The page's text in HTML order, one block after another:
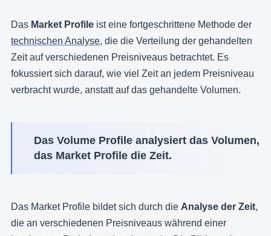
Das Market Profile ist eine fortgeschrittene Methode der
technischen Analyse, die die Verteilung der gehandelten
Zeit auf verschiedenen Preisniveaus betrachtet. Es
fokussiert sich darauf, wie viel Zeit an jedem Preisniveau
verbracht wurde, anstatt auf das gehandelte Volumen.
Das Volume Profile analysiert das Volumen,
das Market Profile die Zeit.
Das Market Profile bildet sich durch die Analyse der Zeit,
die an verschiedenen Preisniveaus während einer